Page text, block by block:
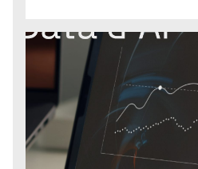
sekundära.